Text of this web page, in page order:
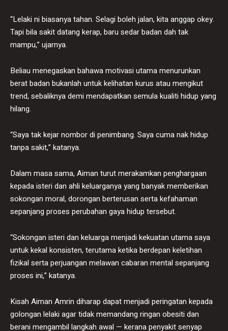
“Lelaki ni biasanya tahan. Selagi boleh jalan, kita anggap okey.
Tapi bila sakit datang kerap, baru sedar badan dah tak
mampu,” ujarnya.
Beliau menegaskan bahawa motivasi utama menurunkan
berat badan bukanlah untuk kelihatan kurus atau mengikut
trend, sebaliknya demi mendapatkan semula kualiti hidup yang
hilang.
“Saya tak kejar nombor di penimbang. Saya cuma nak hidup
tanpa sakit,” katanya.
Dalam masa sama, Aiman turut merakamkan penghargaan
kepada isteri dan ahli keluarganya yang banyak memberikan
sokongan moral, dorongan berterusan serta kefahaman
sepanjang proses perubahan gaya hidup tersebut.
“Sokongan isteri dan keluarga menjadi kekuatan utama saya
untuk kekal konsisten, terutama ketika berdepan keletihan
fizikal serta perjuangan melawan cabaran mental sepanjang
proses ini,” katanya.
Kisah Aiman Amrin diharap dapat menjadi peringatan kepada
golongan lelaki agar tidak memandang ringan obesiti dan
berani mengambil langkah awal — kerana penyakit senyap